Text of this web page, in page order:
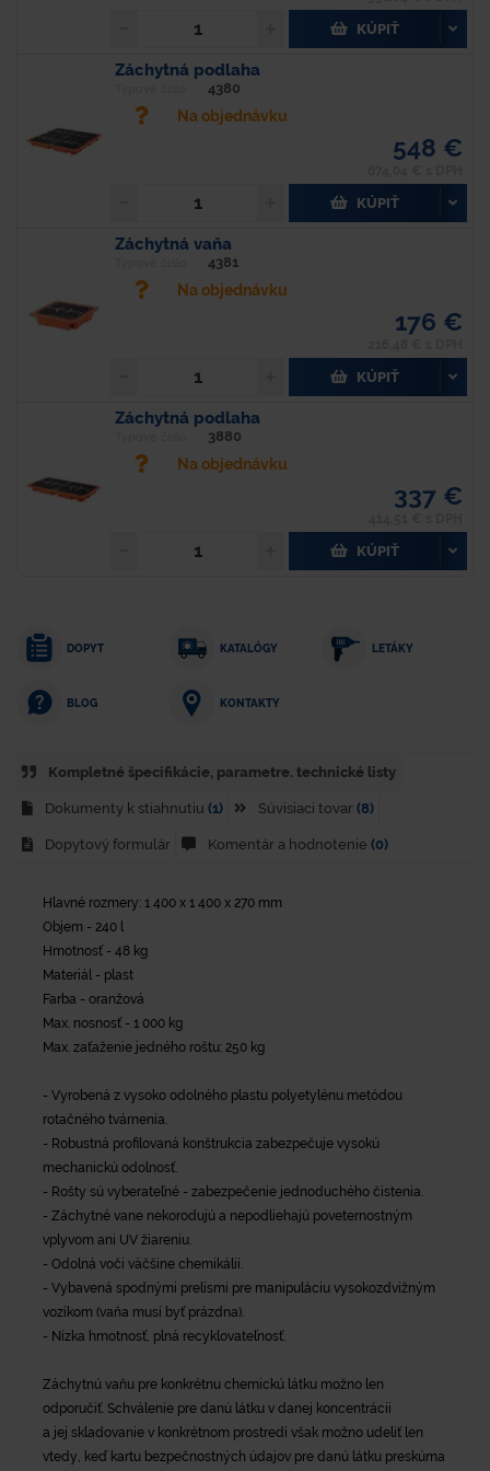
KÚPIŤ
Záchytná podlaha
4380
Na objednávku
548 €
KÚPIŤ
Záchytná vaňa
4381
Na objednávku
176 €
KÚPIŤ
Záchytná podlaha
3880
Na objednávku
337 €
KÚPIŤ
DOPYT KATALÓGY LETÁKY
BLOG KONTAKTY
Kompletné špecifikácie, parametre. technické listy
Dokumenty k stiahnutiu (1) Súvisiaci tovar (8)
Dopytový formulár Komentár a hodnotenie (0)
Hlavné rozmery: 1 400 x 1 400 x 270 mm
Objem - 240 l
Hmotnosť - 48 kg
Materiál - plast
Farba - oranžová
Max. nosnosť - 1 000 kg
Max. zaťaženie jedného roštu: 250 kg
- Vyrobená z vysoko odolného plastu polyetylénu metódou
rotačného tvárnenia.
- Robustná profilovaná konštrukcia zabezpečuje vysokú
mechanickú odolnosť.
- Rošty sú vyberateľné - zabezpečenie jednoduchého čistenia.
- Záchytné vane nekorodujú a nepodliehajú poveternostným
vplyvom ani UV žiareniu.
- Odolná voči väčšine chemikálií.
- Vybavená spodnými prelismi pre manipuláciu vysokozdvižným
vozíkom (vaňa musí byť prázdna).
- Nízka hmotnosť, plná recyklovateľnosť.
Záchytnú vaňu pre konkrétnu chemickú látku možno len
odporučiť. Schválenie pre danú látku v danej koncentrácii
a jej skladovanie v konkrétnom prostredí však možno udeliť len
vtedy, keď kartu bezpečnostných údajov pre danú látku preskúma